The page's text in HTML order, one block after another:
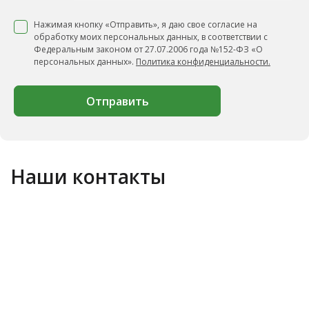
Нажимая кнопку «Отправить», я даю свое согласие на
обработку моих персональных данных, в соответствии с
Федеральным законом от 27.07.2006 года №152-ФЗ «О
персональных данных». Политика конфиденциальности.
Отправить
Наши контакты